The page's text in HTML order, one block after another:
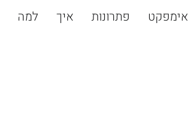
אימפקט פתרונות איך למה